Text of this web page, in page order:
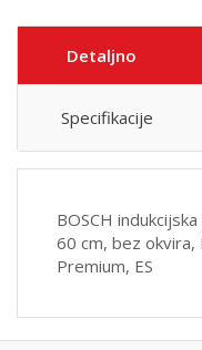
Detaljno
Specifikacije
BOSCH
60 cm, bez okvira,
Premium, ES